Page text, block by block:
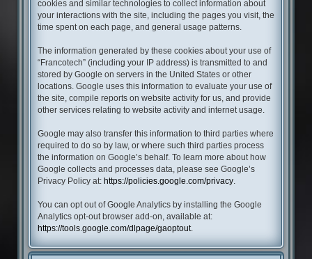
cookies and similar technologies to collect information about
your interactions with the site, including the pages you visit, the
time spent on each page, and general usage patterns.
The information generated by these cookies about your use of
“Francotech” (including your IP address) is transmitted to and
stored by Google on servers in the United States or other
locations. Google uses this information to evaluate your use of
the site, compile reports on website activity for us, and provide
other services relating to website activity and internet usage.
Google may also transfer this information to third parties where
required to do so by law, or where such third parties process
the information on Google’s behalf. To learn more about how
Google collects and processes data, please see Google’s
Privacy Policy at: https://policies.google.com/privacy.
You can opt out of Google Analytics by installing the Google
Analytics opt-out browser add-on, available at:
https://tools.google.com/dlpage/gaoptout.